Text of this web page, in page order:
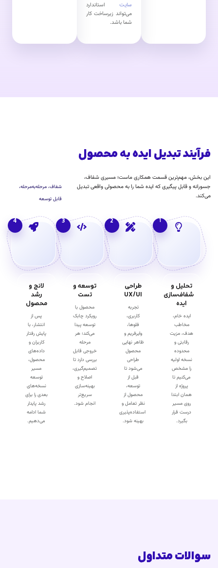
سایت استاندارد
می‌تواند زیرساخت کار
شما باشد.
فرآیند تبدیل ایده به محصول
این بخش، مهم‌ترین قسمت همکاری ماست؛ مسیری شفاف،
جسورانه و قابل پیگیری که ایده شما را به محصولی واقعی تبدیل
می‌کند.
شفاف، مرحله‌به‌مرحله،
قابل توسعه
1
تحلیل و
شفاف‌سازی
ایده
ایده خام،
مخاطب
هدف، مزیت
رقابتی و
محدوده
نسخه اولیه
را مشخص
می‌کنیم تا
پروژه از
همان ابتدا
روی مسیر
درست قرار
بگیرد.
2
طراحی
UX/UI
تجربه
کاربری،
فلوها،
وایرفریم و
ظاهر نهایی
محصول
طراحی
می‌شود تا
قبل از
توسعه،
محصول از
نظر تعامل و
استفاده‌پذیری
بهینه شود.
3
توسعه و
تست
محصول با
رویکرد چابک
توسعه پیدا
می‌کند؛ هر
مرحله
خروجی قابل
بررسی دارد تا
تصمیم‌گیری،
اصلاح و
بهینه‌سازی
سریع‌تر
انجام شود.
4
لانچ و
رشد
محصول
پس از
انتشار، با
پایش رفتار
کاربران و
داده‌های
محصول،
مسیر
توسعه
نسخه‌های
بعدی را برای
رشد پایدار
شما ادامه
می‌دهیم.
سوالات متداول